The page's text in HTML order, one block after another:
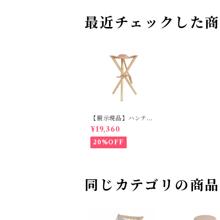
最近チェックした
【展示現品】ハンティ
ング チェア S GREE
NHOLT
¥19,360
20%OFF
同じカテゴリの商品